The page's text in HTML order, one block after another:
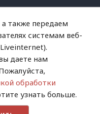
также передаем
системам веб-
даете нам
обработки
узнать больше.